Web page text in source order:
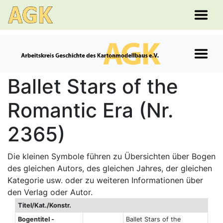
Ballet Stars of the
Romantic Era (Nr.
2365)
Die kleinen Symbole führen zu Übersichten über Bogen
des gleichen Autors, des gleichen Jahres, der gleichen
Kategorie usw. oder zu weiteren Informationen über
den Verlag oder Autor.
Titel/Kat./Konstr.
Bogentitel -
Ballet Stars of the